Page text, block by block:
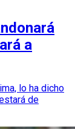
a
lo ha dicho
de